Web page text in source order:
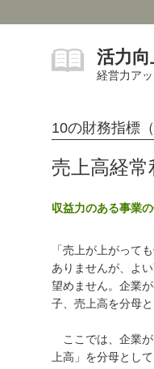
活力
経営力ア
10の財務指標
売上高経常
収益力のある事業
「売上が上がって
ありませんが、よ
望めません。企業
子、売上高を分母
ここでは、企業が
上高」を分母とし